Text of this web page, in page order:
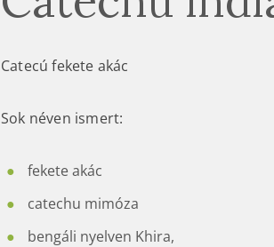
Catecú fekete akác
Sok néven ismert:
fekete akác
catechu mimóza
bengáli nyelven Khira,